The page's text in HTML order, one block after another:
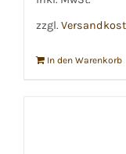
zzgl.
In den Warenkorb